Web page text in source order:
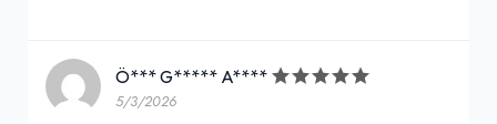
Ö*** G***** A****
5/3/2026